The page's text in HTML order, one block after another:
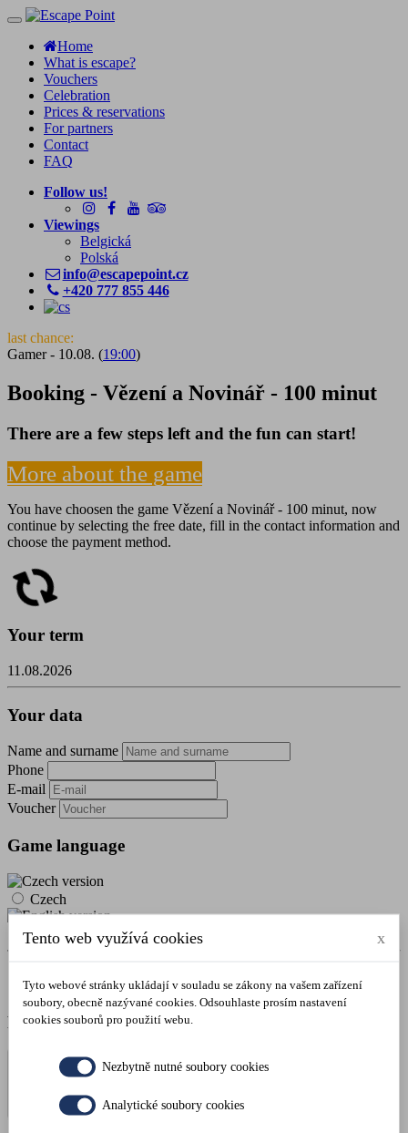
Toggle
navigationHome
What is escape?
Vouchers
Celebration
Prices & reservations
For partners
Contact
FAQ
Follow us!
Viewings
Belgická
Polská
info@escapepoint.cz
+420 777 855 446
last chance:
Gamer - 10.08. (19:00)
Booking - Vězení a Novinář - 100 minut
There are a few steps left and the fun can start!
More about the game
You have choosen the game Vězení a Novinář - 100 minut, now
continue by selecting the free date, fill in the contact information and
choose the payment method.
Your term
11.08.2026
Your data
Name and surname
Phone
E-mail
Voucher
Game language
Czech
English
I agree with the news.
Price:2300 Kč
Tento web využívá cookies x
Tyto webové stránky ukládají v souladu se zákony na vašem zařízení
soubory, obecně nazývané cookies. Odsouhlaste prosím nastavení
cookies souborů pro použití webu.
Nezbytně nutné soubory cookies
Analytické soubory cookies